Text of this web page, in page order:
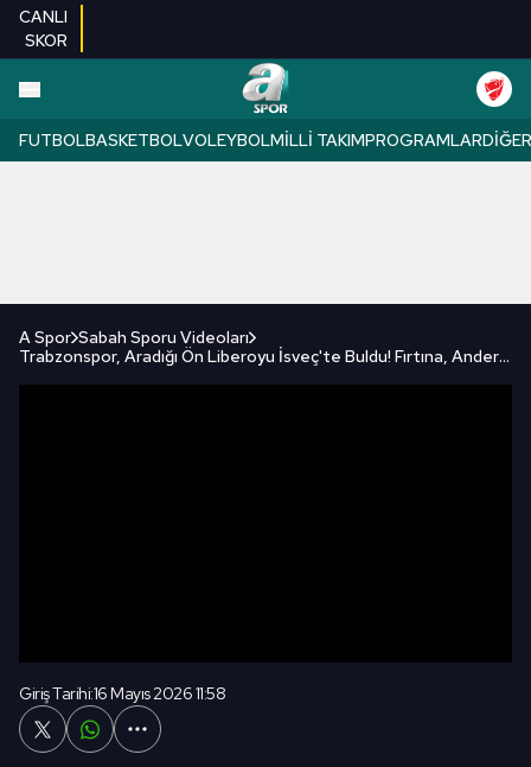
CANLI
SKOR
FUTBOLBASKETBOLVOLEYBOLMILLI TAKIMPROGRAMLARDIĞER
A Spor Sabah Sporu Videoları
Trabzonspor, Aradığı Ön Liberoyu İsveç'te Buldu! Fırtına, Andersen İçin Masada!
Giriş Tarihi:16 Mayıs 2026 11:58